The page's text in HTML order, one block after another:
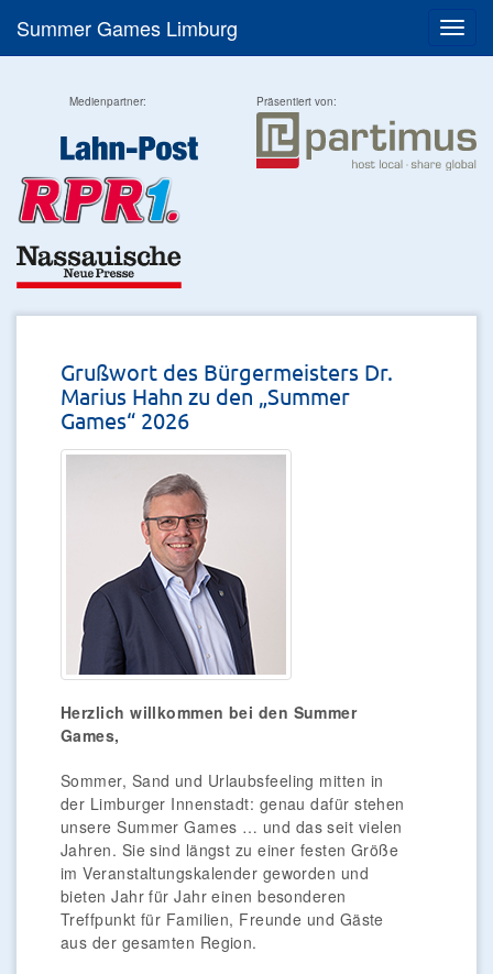
Menü
Summer Games Limburg
Medienpartner: Präsentiert von:
Grußwort des Bürgermeisters Dr.
Marius Hahn zu den „Summer
Games“ 2026
Herzlich willkommen bei den Summer
Games,
Sommer, Sand und Urlaubsfeeling mitten in
der Limburger Innenstadt: genau dafür stehen
unsere Summer Games … und das seit vielen
Jahren. Sie sind längst zu einer festen Größe
im Veranstaltungskalender geworden und
bieten Jahr für Jahr einen besonderen
Treffpunkt für Familien, Freunde und Gäste
aus der gesamten Region.